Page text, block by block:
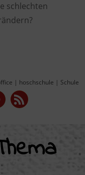
schlechten
| hoschschule | Schule